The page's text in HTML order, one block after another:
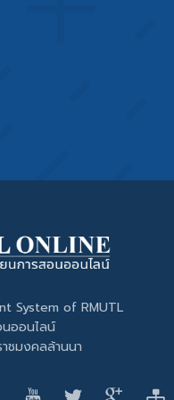
System of RMUTL
นออนไลน์
ชมงคลล้านนา